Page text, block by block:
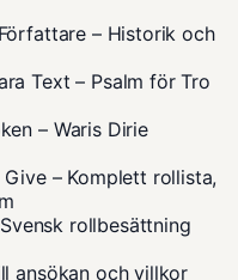
– Historik och
Text – Psalm för Tro
– Waris Dirie
– Komplett rollista,
rollbesättning
ansökan och villkor